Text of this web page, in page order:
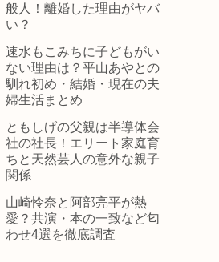
般人！離婚した理由がヤバ
い？
速水もこみちに子どもがい
ない理由は？平山あやとの
馴れ初め・結婚・現在の夫
婦生活まとめ
ともしげの父親は半導体会
社の社長！エリート家庭育
ちと天然芸人の意外な親子
関係
山崎怜奈と阿部亮平が熱
愛？共演・本の一致など匂
わせ4選を徹底調査